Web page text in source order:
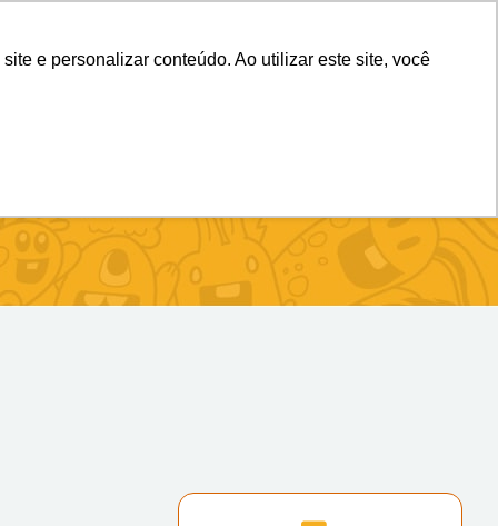
e personalizar conteúdo. Ao utilizar este site, você